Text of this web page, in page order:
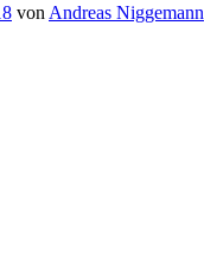
von Andreas Niggemann